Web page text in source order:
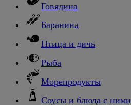
Говядина
Баранина
Птица и дичь
Рыба
Морепродукты
Соусы и блюда с ними